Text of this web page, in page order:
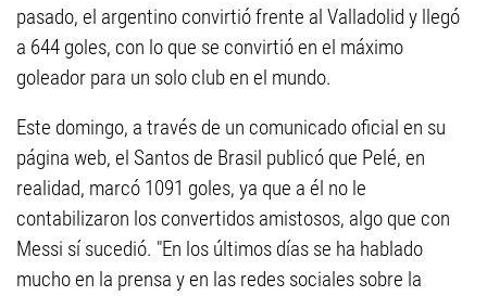
pasado, el argentino convirtió frente al Valladolid y llegó
a 644 goles, con lo que se convirtió en el máximo
goleador para un solo club en el mundo.
Este domingo, a través de un comunicado oficial en su
página web, el Santos de Brasil publicó que Pelé, en
realidad, marcó 1091 goles, ya que a él no le
contabilizaron los convertidos amistosos, algo que con
Messi sí sucedió. "En los últimos días se ha hablado
mucho en la prensa y en las redes sociales sobre la